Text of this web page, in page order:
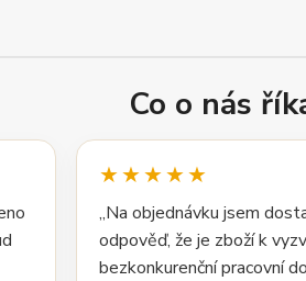
Co o nás
★★★★★
„Na objednávku jsem
odpověď, že je zboží k
bezkonkurenční pracovní